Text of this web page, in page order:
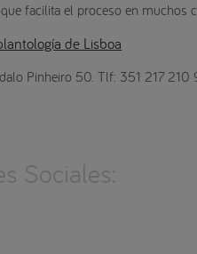
facilita el proceso en muchos
de Lisboa
Pinheiro 50. Tlf: 351 217 210